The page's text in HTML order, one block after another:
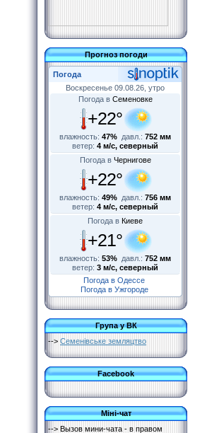
Прогноз погоди
Погода
Воскресенье 09.08.26, утро
Погода в Семеновке
+22°
влажность: 47% давл.: 752 мм
ветер: 4 м/с, северный
Погода в Чернигове
+22°
влажность: 49% давл.: 756 мм
ветер: 4 м/с, северный
Погода в Киеве
+21°
влажность: 53% давл.: 752 мм
ветер: 3 м/с, северный
Погода в Одессе
Погода в Ужгороде
Група у ВК
--> Семенівське земляцтво
Facebook
Міні-чат
--> Вызов мини-чата - в правом